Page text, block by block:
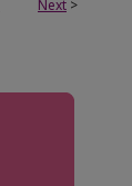
Next >